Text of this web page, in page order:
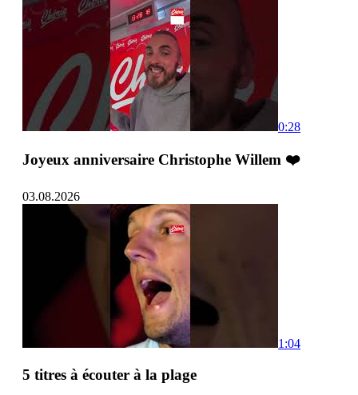
0:28
Joyeux anniversaire Christophe Willem ❤️
03.08.2026
1:04
5 titres à écouter à la plage